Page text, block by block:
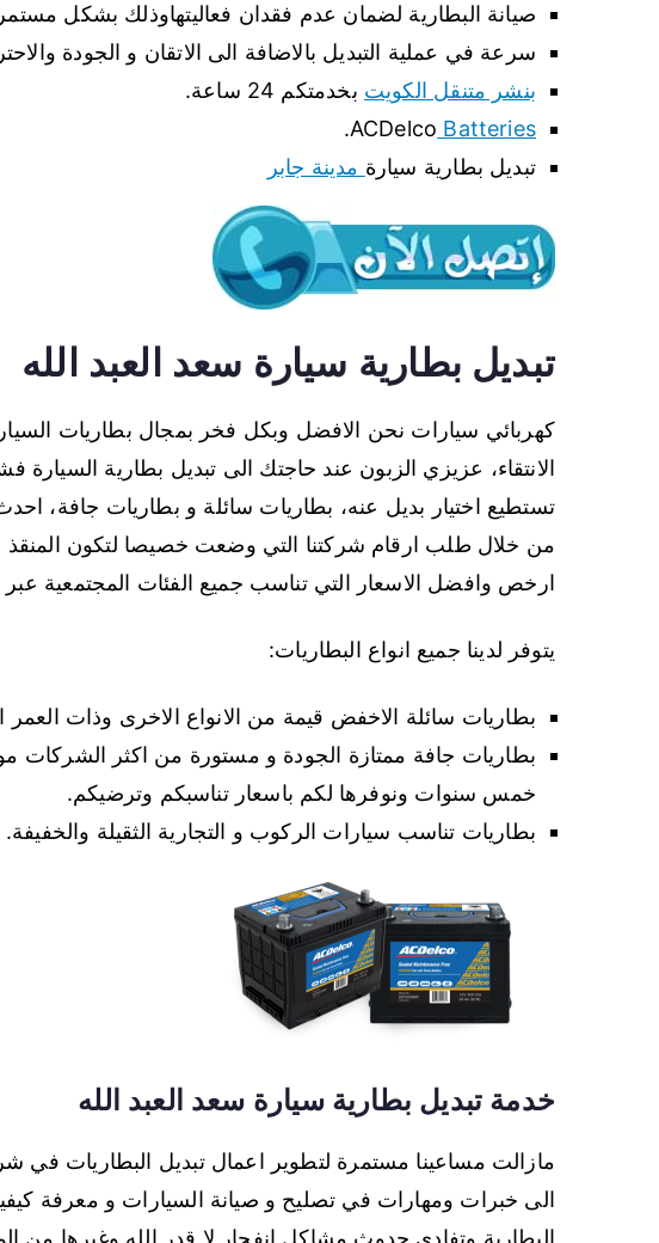
صيانة البطارية لضمان عدم فقدان فعاليتهاوذلك بشكل
سرعة في عملية التبديل بالاضافة الى الاتقان و الجودة
بنشر متنقل الكويت بخدمتكم 24 ساعة.
ACDelco Batteries
.
تبديل بطارية سيارة مدينة جابر
تبديل بطارية سيارة سعد العبد الله
كهربائي سيارات نحن الافضل وبكل فخر بمجال بطاريات
الانتقاء، عزيزي الزبون عند حاجتك الى تبديل بطارية السيارة
من خلال طلب ارقام شركتنا التي وضعت خصيصا لتكون المنقذ
ارخص وافضل الاسعار التي تناسب جميع الفئات المجتمعية عبر
يتوفر لدينا جميع انواع البطاريات:
بطاريات سائلة الاخفض قيمة من الانواع الاخرى وذات العمر
بطاريات جافة ممتازة الجودة و مستورة من اكثر الشركات
خمس سنوات ونوفرها لكم باسعار تناسبكم وترضيكم.
بطاريات تناسب سيارات الركوب و التجارية الثقيلة والخفيفة.
خدمة تبديل بطارية سيارة سعد العبد الله
مازالت مساعينا مستمرة لتطوير اعمال تبديل البطاريات في
الى خبرات ومهارات في تصليح و صيانة السيارات و معرفة
البطارية وتفادي حدوث مشاكل انفجار لا قدر الله وغيرها من